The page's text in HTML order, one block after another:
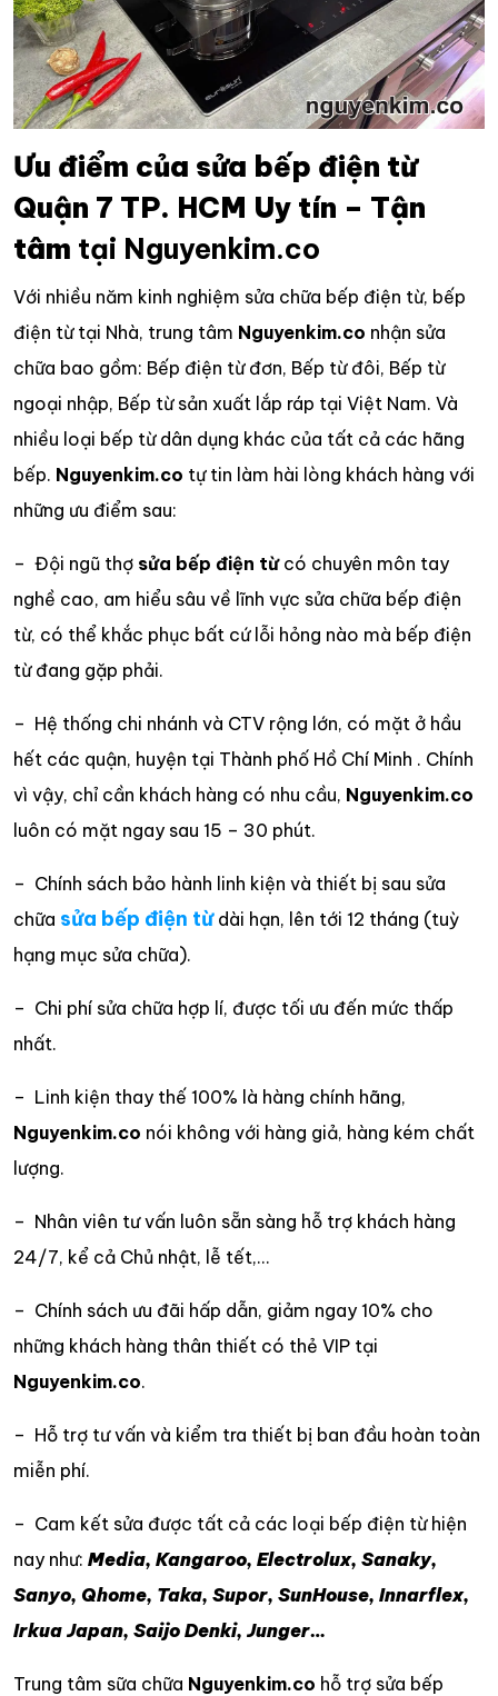
Ưu điểm của sửa bếp điện từ
Quận 7 TP. HCM Uy tín – Tận
tâm tại Nguyenkim.co
Với nhiều năm kinh nghiệm sửa chữa bếp điện từ, bếp
điện từ tại Nhà, trung tâm Nguyenkim.co nhận sửa
chữa bao gồm: Bếp điện từ đơn, Bếp từ đôi, Bếp từ
ngoại nhập, Bếp từ sản xuất lắp ráp tại Việt Nam. Và
nhiều loại bếp từ dân dụng khác của tất cả các hãng
bếp. Nguyenkim.co tự tin làm hài lòng khách hàng với
những ưu điểm sau:
– Đội ngũ thợ sửa bếp điện từ có chuyên môn tay
nghề cao, am hiểu sâu về lĩnh vực sửa chữa bếp điện
từ, có thể khắc phục bất cứ lỗi hỏng nào mà bếp điện
từ đang gặp phải.
– Hệ thống chi nhánh và CTV rộng lớn, có mặt ở hầu
hết các quận, huyện tại Thành phố Hồ Chí Minh . Chính
vì vậy, chỉ cần khách hàng có nhu cầu, Nguyenkim.co
luôn có mặt ngay sau 15 – 30 phút.
– Chính sách bảo hành linh kiện và thiết bị sau sửa
chữa sửa bếp điện từ dài hạn, lên tới 12 tháng (tuỳ
hạng mục sửa chữa).
– Chi phí sửa chữa hợp lí, được tối ưu đến mức thấp
nhất.
– Linh kiện thay thế 100% là hàng chính hãng,
Nguyenkim.co nói không với hàng giả, hàng kém chất
lượng.
– Nhân viên tư vấn luôn sẵn sàng hỗ trợ khách hàng
24/7, kể cả Chủ nhật, lễ tết,…
– Chính sách ưu đãi hấp dẫn, giảm ngay 10% cho
những khách hàng thân thiết có thẻ VIP tại
Nguyenkim.co.
– Hỗ trợ tư vấn và kiểm tra thiết bị ban đầu hoàn toàn
miễn phí.
– Cam kết sửa được tất cả các loại bếp điện từ hiện
nay như: Media, Kangaroo, Electrolux, Sanaky,
Sanyo, Qhome, Taka, Supor, SunHouse, Innarflex,
Irkua Japan, Saijo Denki, Junger…
Trung tâm sữa chữa Nguyenkim.co hỗ trợ sửa bếp